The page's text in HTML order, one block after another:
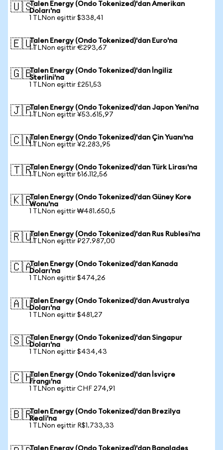
🇺🇸Talen Energy (Ondo Tokenized)'dan Amerikan
Doları'na
1 TLNon eşittir $338,41
🇪🇺Talen Energy (Ondo Tokenized)'dan Euro'na
1 TLNon eşittir €293,67
🇬🇧Talen Energy (Ondo Tokenized)'dan İngiliz
Sterlini'na
1 TLNon eşittir £251,53
🇯🇵Talen Energy (Ondo Tokenized)'dan Japon Yeni'na
1 TLNon eşittir ¥53.615,97
🇨🇳Talen Energy (Ondo Tokenized)'dan Çin Yuanı'na
1 TLNon eşittir ¥2.283,95
🇹🇷Talen Energy (Ondo Tokenized)'dan Türk Lirası'na
1 TLNon eşittir ₺16.112,56
🇰🇷Talen Energy (Ondo Tokenized)'dan Güney Kore
Wonu'na
1 TLNon eşittir ₩481.650,5
🇷🇺Talen Energy (Ondo Tokenized)'dan Rus Rublesi'na
1 TLNon eşittir ₽27.987,00
🇨🇦Talen Energy (Ondo Tokenized)'dan Kanada
Doları'na
1 TLNon eşittir $474,26
🇦🇺Talen Energy (Ondo Tokenized)'dan Avustralya
Doları'na
1 TLNon eşittir $481,27
🇸🇬Talen Energy (Ondo Tokenized)'dan Singapur
Doları'na
1 TLNon eşittir $434,43
🇨🇭Talen Energy (Ondo Tokenized)'dan İsviçre
Frangı'na
1 TLNon eşittir CHF 274,91
🇧🇷Talen Energy (Ondo Tokenized)'dan Brezilya
Reali'na
1 TLNon eşittir R$1.733,33
Talen Energy (Ondo Tokenized)'dan Bangladeş